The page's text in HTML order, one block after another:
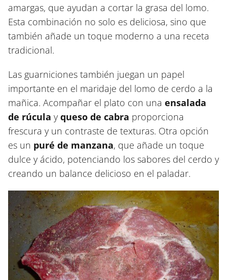
amargas, que ayudan a cortar la grasa del lomo.
Esta combinación no solo es deliciosa, sino que
también añade un toque moderno a una receta
tradicional.
Las guarniciones también juegan un papel
importante en el maridaje del lomo de cerdo a la
mañica. Acompañar el plato con una ensalada
de rúcula yqueso de cabra proporciona
frescura y un contraste de texturas. Otra opción
es un puré de manzana, que añade un toque
dulce y ácido, potenciando los sabores del cerdo y
creando un balance delicioso en el paladar.